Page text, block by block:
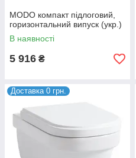
MODO компакт підлоговий,
горизонтальний випуск (укр.)
В наявності
5 916 ₴
Доставка 0 грн.